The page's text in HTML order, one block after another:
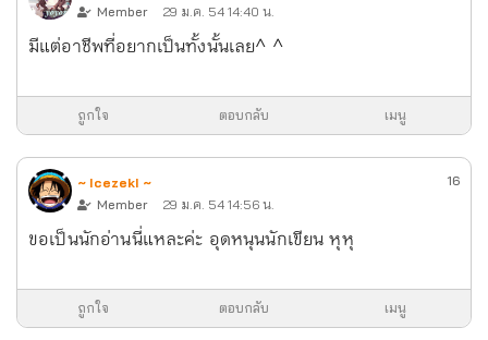
Member
29 ม.ค. 54 14:40 น.
มีแต่อาชีพที่อยากเป็นทั้งนั้นเลย^ ^
ถูกใจ ตอบกลับ เมนู
~ IcezekI ~
Member
29 ม.ค. 54 14:56 น.
16
ขอเป็นนักอ่านนี่แหละค่ะ อุดหนุนนักเขียน หุหุ
ถูกใจ ตอบกลับ เมนู